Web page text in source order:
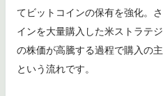
てビットコインの保有を強化。
インを大量購入した米ストラテ
の株価が高騰する過程で購入の
という流れです。